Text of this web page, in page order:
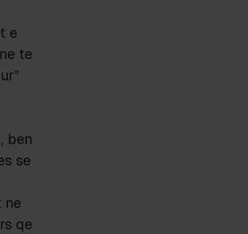
e
te
ben
se
ne
qe